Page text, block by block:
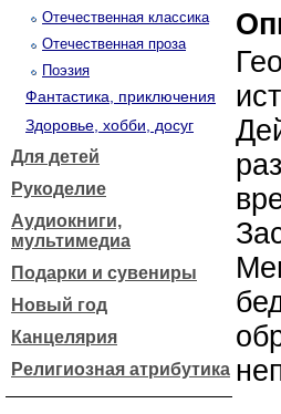
Отечественная классика
Отечественная проза
Поэзия
Фантастика, приключения
Здоровье, хобби, досуг
Для детей
Рукоделие
Аудиокниги,
мультимедиа
Подарки и сувениры
Новый год
Канцелярия
Религиозная атрибутика